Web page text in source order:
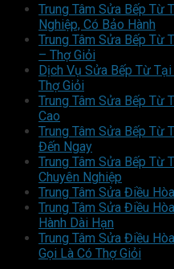
Trung Tâm Sửa Bếp Từ
Nghiệp, Có Bảo Hành
Trung Tâm Sửa Bếp Từ
– Thợ Giỏi
Dịch Vụ Sửa Bếp Từ
Thợ Giỏi
Trung Tâm Sửa Bếp Từ
Cao
Trung Tâm Sửa Bếp Từ
Đến Ngay
Trung Tâm Sửa Bếp Từ
Chuyên Nghiệp
Trung Tâm Sửa Điều
Trung Tâm Sửa Điều
Hành Dài Hạn
Trung Tâm Sửa Điều
Gọi Là Có Thợ Giỏi